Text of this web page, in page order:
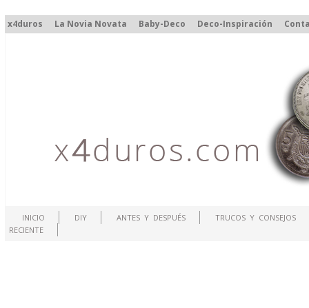
x4duros La Novia Novata Baby-Deco Deco-Inspiración
INICIO DIY ANTES Y DESPUÉS
TRUCOS Y CONSEJOS
RECIENTE